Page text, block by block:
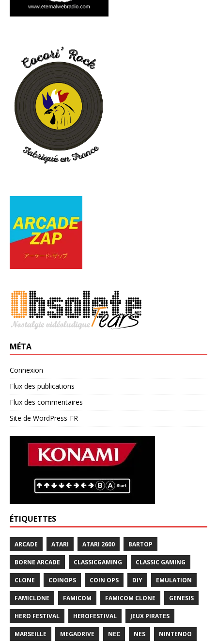
MÉTA
Connexion
Flux des publications
Flux des commentaires
Site de WordPress-FR
ÉTIQUETTES
ARCADE ATARI ATARI 2600 BARTOP
BORNE ARCADE CLASSICGAMING CLASSIC GAMING
CLONE COINOPS COIN OPS DIY EMULATION
FAMICLONE FAMICOM FAMICOM CLONE GENESIS
HERO FESTIVAL HEROFESTIVAL JEUX PIRATES
MARSEILLE MEGADRIVE NEC NES NINTENDO